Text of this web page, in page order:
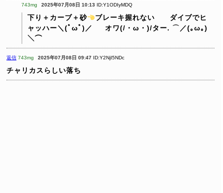
743mg 2025年07月08日 10:13 ID:Y1ODIyMDQ
下り＋カーブ＋砂
ブレーキ握れない ダイブでヒ
ャッハー＼(ﾟωﾟ)／
オワ(/・ω・)/ター. ⌒／(｡ω｡)
＼⌒
返信 743mg 2025年07月08日 09:47 ID:Y2NjI5NDc
チャリカスらしい落ち